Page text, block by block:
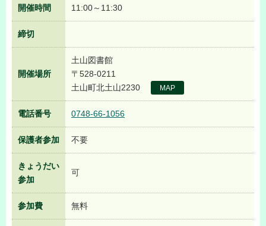
開催時間 11:00～11:30
締切
開催場所
土山図書館
〒528-0211
土山町北土山2230
MAP
電話番号 0748-66-1056
保護者参加 不要
きょうだい
参加
可
参加費 無料